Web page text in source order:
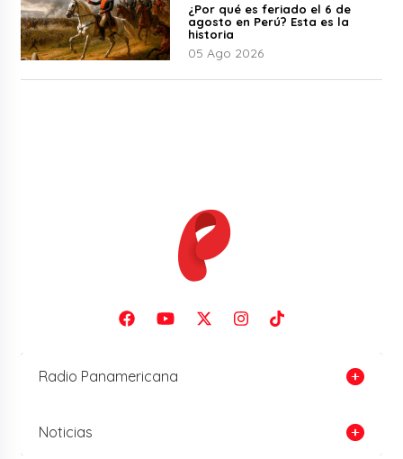
¿Por qué es feriado el 6 de
agosto en Perú? Esta es la
historia
05 Ago 2026
Radio Panamericana
Noticias